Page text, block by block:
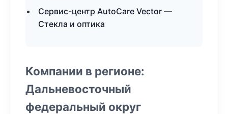
Сервис-центр AutoCare Vector —
Стекла и оптика
Компании в регионе:
Дальневосточный
федеральный округ